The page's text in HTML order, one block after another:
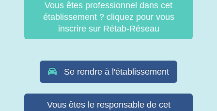
Vous êtes professionnel dans cet
établissement ? cliquez pour vous
inscrire sur Rétab-Réseau
Se rendre à l'établissement
Vous êtes le responsable de cet